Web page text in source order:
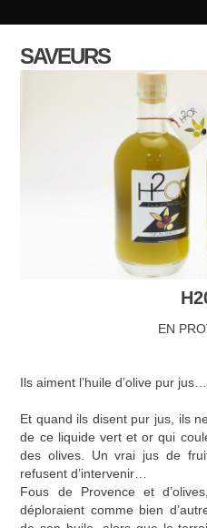
SAVEURS
EN
Ils aiment l’huile d’olive pur jus….
Et quand ils disent pur jus, ils
de ce liquide vert et or qui
des olives. Un vrai jus de
refusent d’intervenir…
Fous de Provence et
déploraient comme bien